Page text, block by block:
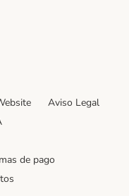
Aviso Legal
de pago